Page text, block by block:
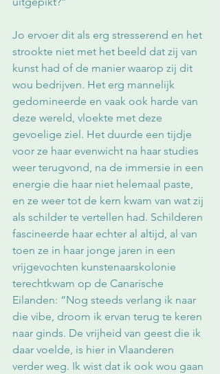
Jo ervoer dit als erg stresserend en het
strookte niet met het beeld dat zij van
kunst had of de manier waarop zij dit
wou bedrijven. Het erg mannelijk
gedomineerde en vaak ook harde van
deze wereld, vloekte met deze
gevoelige ziel. Het duurde een tijdje
voor ze haar evenwicht na haar studies
weer terugvond, na de immersie in een
energie die haar niet helemaal paste,
en ze weer tot de kern kwam van wat zij
als schilder te vertellen had. Schilderen
fascineerde haar echter al altijd, al van
toen ze in haar jonge jaren in een
vrijgevochten kunstenaarskolonie
terechtkwam op de Canarische
Eilanden: “Nog steeds verlang ik naar
die vibe, droom ik ervan terug te keren
naar ginds. De vrijheid van geest die ik
daar voelde, is hier in Vlaanderen
verder weg. Ik wist dat ik ook wou gaan